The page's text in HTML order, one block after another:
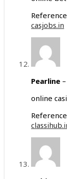
casjobs.in
Pearline –
online